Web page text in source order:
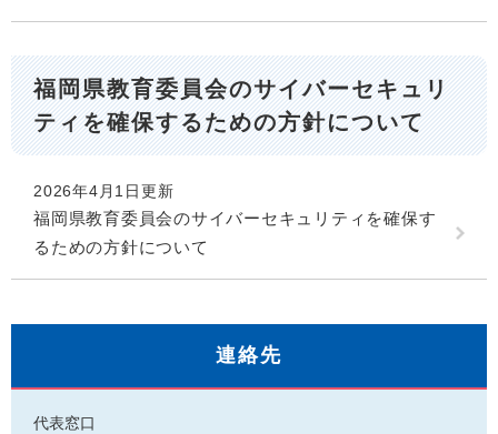
福岡県教育委員会のサイバーセキュリ
ティを確保するための方針について
2026年4月1日更新
福岡県教育委員会のサイバーセキュリティを確保す
るための方針について
連絡先
代表窓口